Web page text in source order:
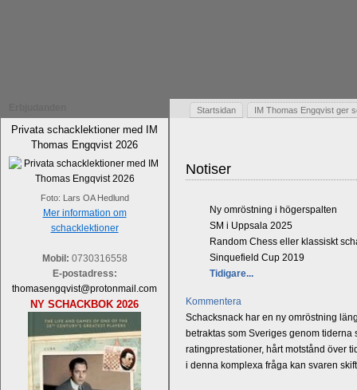
Privata schacklektioner med IM
Thomas Engqvist 2026
Foto: Lars OA Hedlund
Mer information om
schacklektioner
Mobil: 0730316558
E-postadress:
thomasengqvist@protonmail.com
NY SCHACKBOK 2026
Startsidan IM Thomas Engqvist ger
Notiser
Ny omröstning i högerspalten
SM i Uppsala 2025
Random Chess eller klassiskt
Sinquefield Cup 2019
Tidigare...
Kommentera
Schacksnack har en ny omröstning
betraktas som Sveriges genom
ratingprestationer, hårt motstånd över
i denna komplexa fråga kan svaren